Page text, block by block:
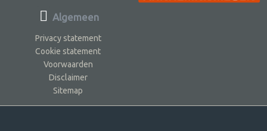
Algemeen
Privacy statement
Cookie statement
Voorwaarden
Disclaimer
Sitemap